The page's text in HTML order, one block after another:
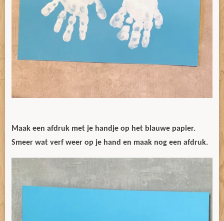
Maak een afdruk met je handje op het blauwe papier.
Smeer wat verf weer op je hand en maak nog een afdruk.